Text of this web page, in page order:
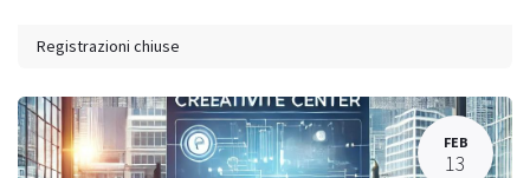
Registrazioni chiuse
FEB
13